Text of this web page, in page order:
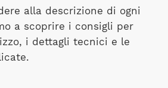
alla descrizione di ogni
a scoprire i consigli per
i dettagli tecnici e le